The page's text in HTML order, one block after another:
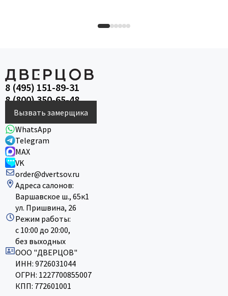
8 (495) 151-89-31
8 (800) 350-65-48
Вызвать замерщика
WhatsApp
Telegram
MAX
VK
order@dvertsov.ru
Адреса салонов:
Варшавское ш., 65к1
ул. Пришвина, 26
Режим работы:
с 10:00 до 20:00,
без выходных
ООО "ДВЕРЦОВ"
ИНН: 9726031044
ОГРН: 1227700855007
КПП: 772601001